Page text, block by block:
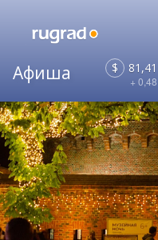
$ 81,41
+ 0,48